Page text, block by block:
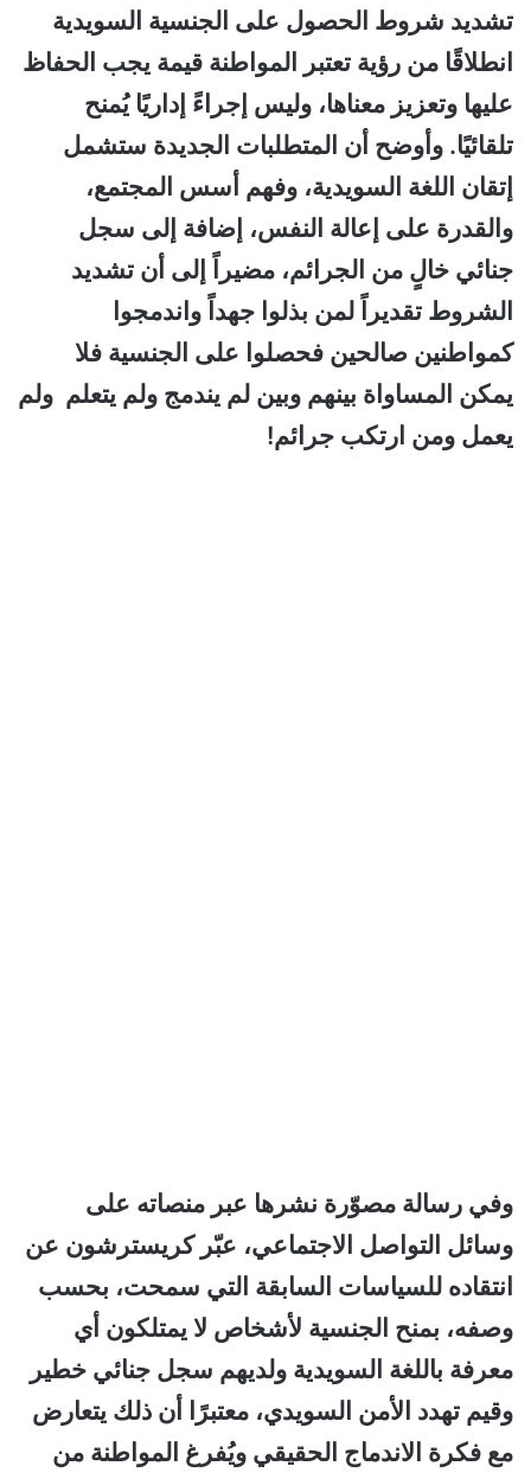
تشديد شروط الحصول على الجنسية السويدية
انطلاقًا من رؤية تعتبر المواطنة قيمة يجب الحفاظ
عليها وتعزيز معناها، وليس إجراءً إداريًا يُمنح
تلقائيًا. وأوضح أن المتطلبات الجديدة ستشمل
إتقان اللغة السويدية، وفهم أسس المجتمع،
والقدرة على إعالة النفس، إضافة إلى سجل
جنائي خالٍ من الجرائم، مضيراً إلى أن تشديد
الشروط تقديراً لمن بذلوا جهداً واندمجوا
كمواطنين صالحين فحصلوا على الجنسية فلا
يمكن المساواة بينهم وبين لم يندمج ولم يتعلم ولم
يعمل ومن ارتكب جرائم!
وفي رسالة مصوّرة نشرها عبر منصاته على
وسائل التواصل الاجتماعي، عبّر كريسترشون عن
انتقاده للسياسات السابقة التي سمحت، بحسب
وصفه، بمنح الجنسية لأشخاص لا يمتلكون أي
معرفة باللغة السويدية ولديهم سجل جنائي خطير
وقيم تهدد الأمن السويدي، معتبرًا أن ذلك يتعارض
مع فكرة الاندماج الحقيقي ويُفرغ المواطنة من